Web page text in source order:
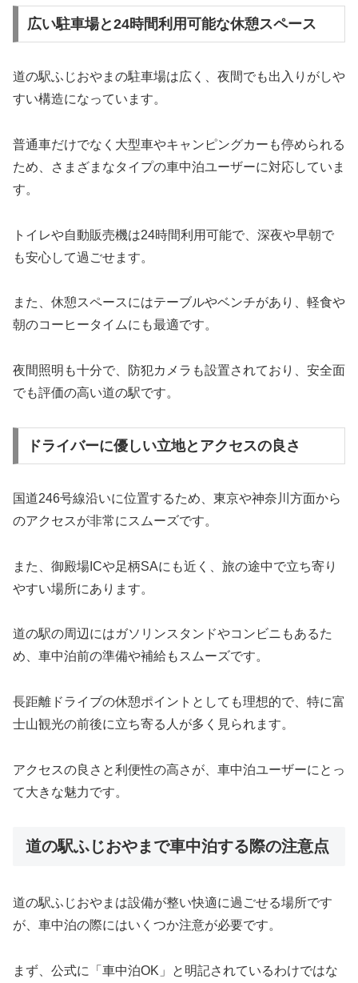
広い駐車場と24時間利用可能な休憩スペース
道の駅ふじおやまの駐車場は広く、夜間でも出入りがしや
すい構造になっています。
普通車だけでなく大型車やキャンピングカーも停められる
ため、さまざまなタイプの車中泊ユーザーに対応していま
す。
トイレや自動販売機は24時間利用可能で、深夜や早朝で
も安心して過ごせます。
また、休憩スペースにはテーブルやベンチがあり、軽食や
朝のコーヒータイムにも最適です。
夜間照明も十分で、防犯カメラも設置されており、安全面
でも評価の高い道の駅です。
ドライバーに優しい立地とアクセスの良さ
国道246号線沿いに位置するため、東京や神奈川方面から
のアクセスが非常にスムーズです。
また、御殿場ICや足柄SAにも近く、旅の途中で立ち寄り
やすい場所にあります。
道の駅の周辺にはガソリンスタンドやコンビニもあるた
め、車中泊前の準備や補給もスムーズです。
長距離ドライブの休憩ポイントとしても理想的で、特に富
士山観光の前後に立ち寄る人が多く見られます。
アクセスの良さと利便性の高さが、車中泊ユーザーにとっ
て大きな魅力です。
道の駅ふじおやまで車中泊する際の注意点
道の駅ふじおやまは設備が整い快適に過ごせる場所です
が、車中泊の際にはいくつか注意が必要です。
まず、公式に「車中泊OK」と明記されているわけではな